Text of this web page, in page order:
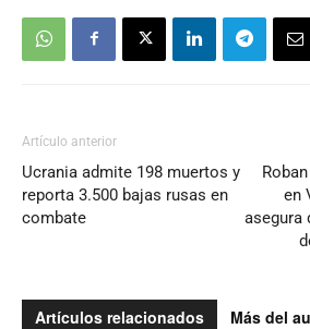
Artículo anterior
Ucrania admite 198 muertos y
reporta 3.500 bajas rusas en
combate
en
asegura
Artículos relacionados Más del